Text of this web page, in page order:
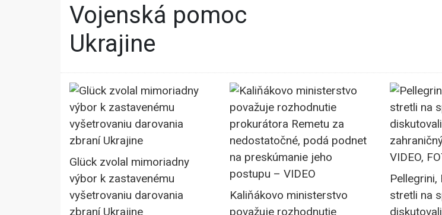
Vojenská pomoc
Ukrajine
Glück zvolal mimoriadny
výbor k zastavenému
vyšetrovaniu darovania
zbraní Ukrajine
Kaliňákovo ministerstvo
považuje rozhodnutie
Pellegrini,
stretli na